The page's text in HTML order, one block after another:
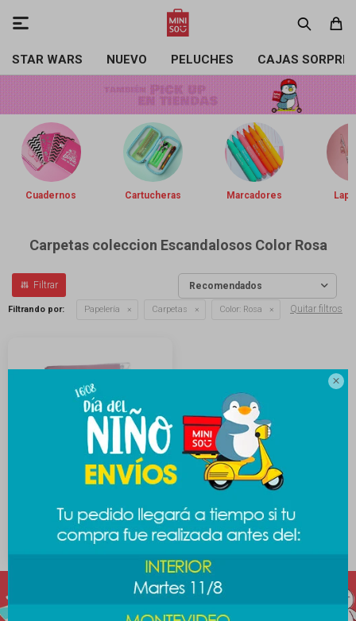

STAR WARS NUEVO PELUCHES CAJAS

Cuadernos Cartucheras Marcadores
Carpetas coleccion Escandalosos Color Rosa
Recomendados
Filtrando por: Papelería Carpetas Color: Rosa Quitar filtros
Carpeta Escandalosos A4